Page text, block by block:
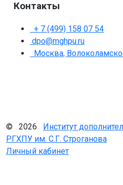
Контакты
+ 7 (499) 158 07 54
dpo@mghpu.ru
Москва,
© 2026 Институт
РГХПУ им. С.Г. Строганова
Личный кабинет